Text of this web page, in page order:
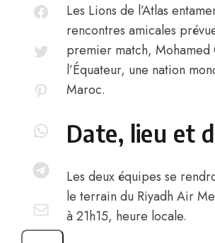
Les Lions de l’Atlas
rencontres amicales
premier match, Mohamed
l’Équateur, une nation
Maroc.
Date, lieu et
Les deux équipes se
le terrain du Riyadh Air
à 21h15, heure locale.